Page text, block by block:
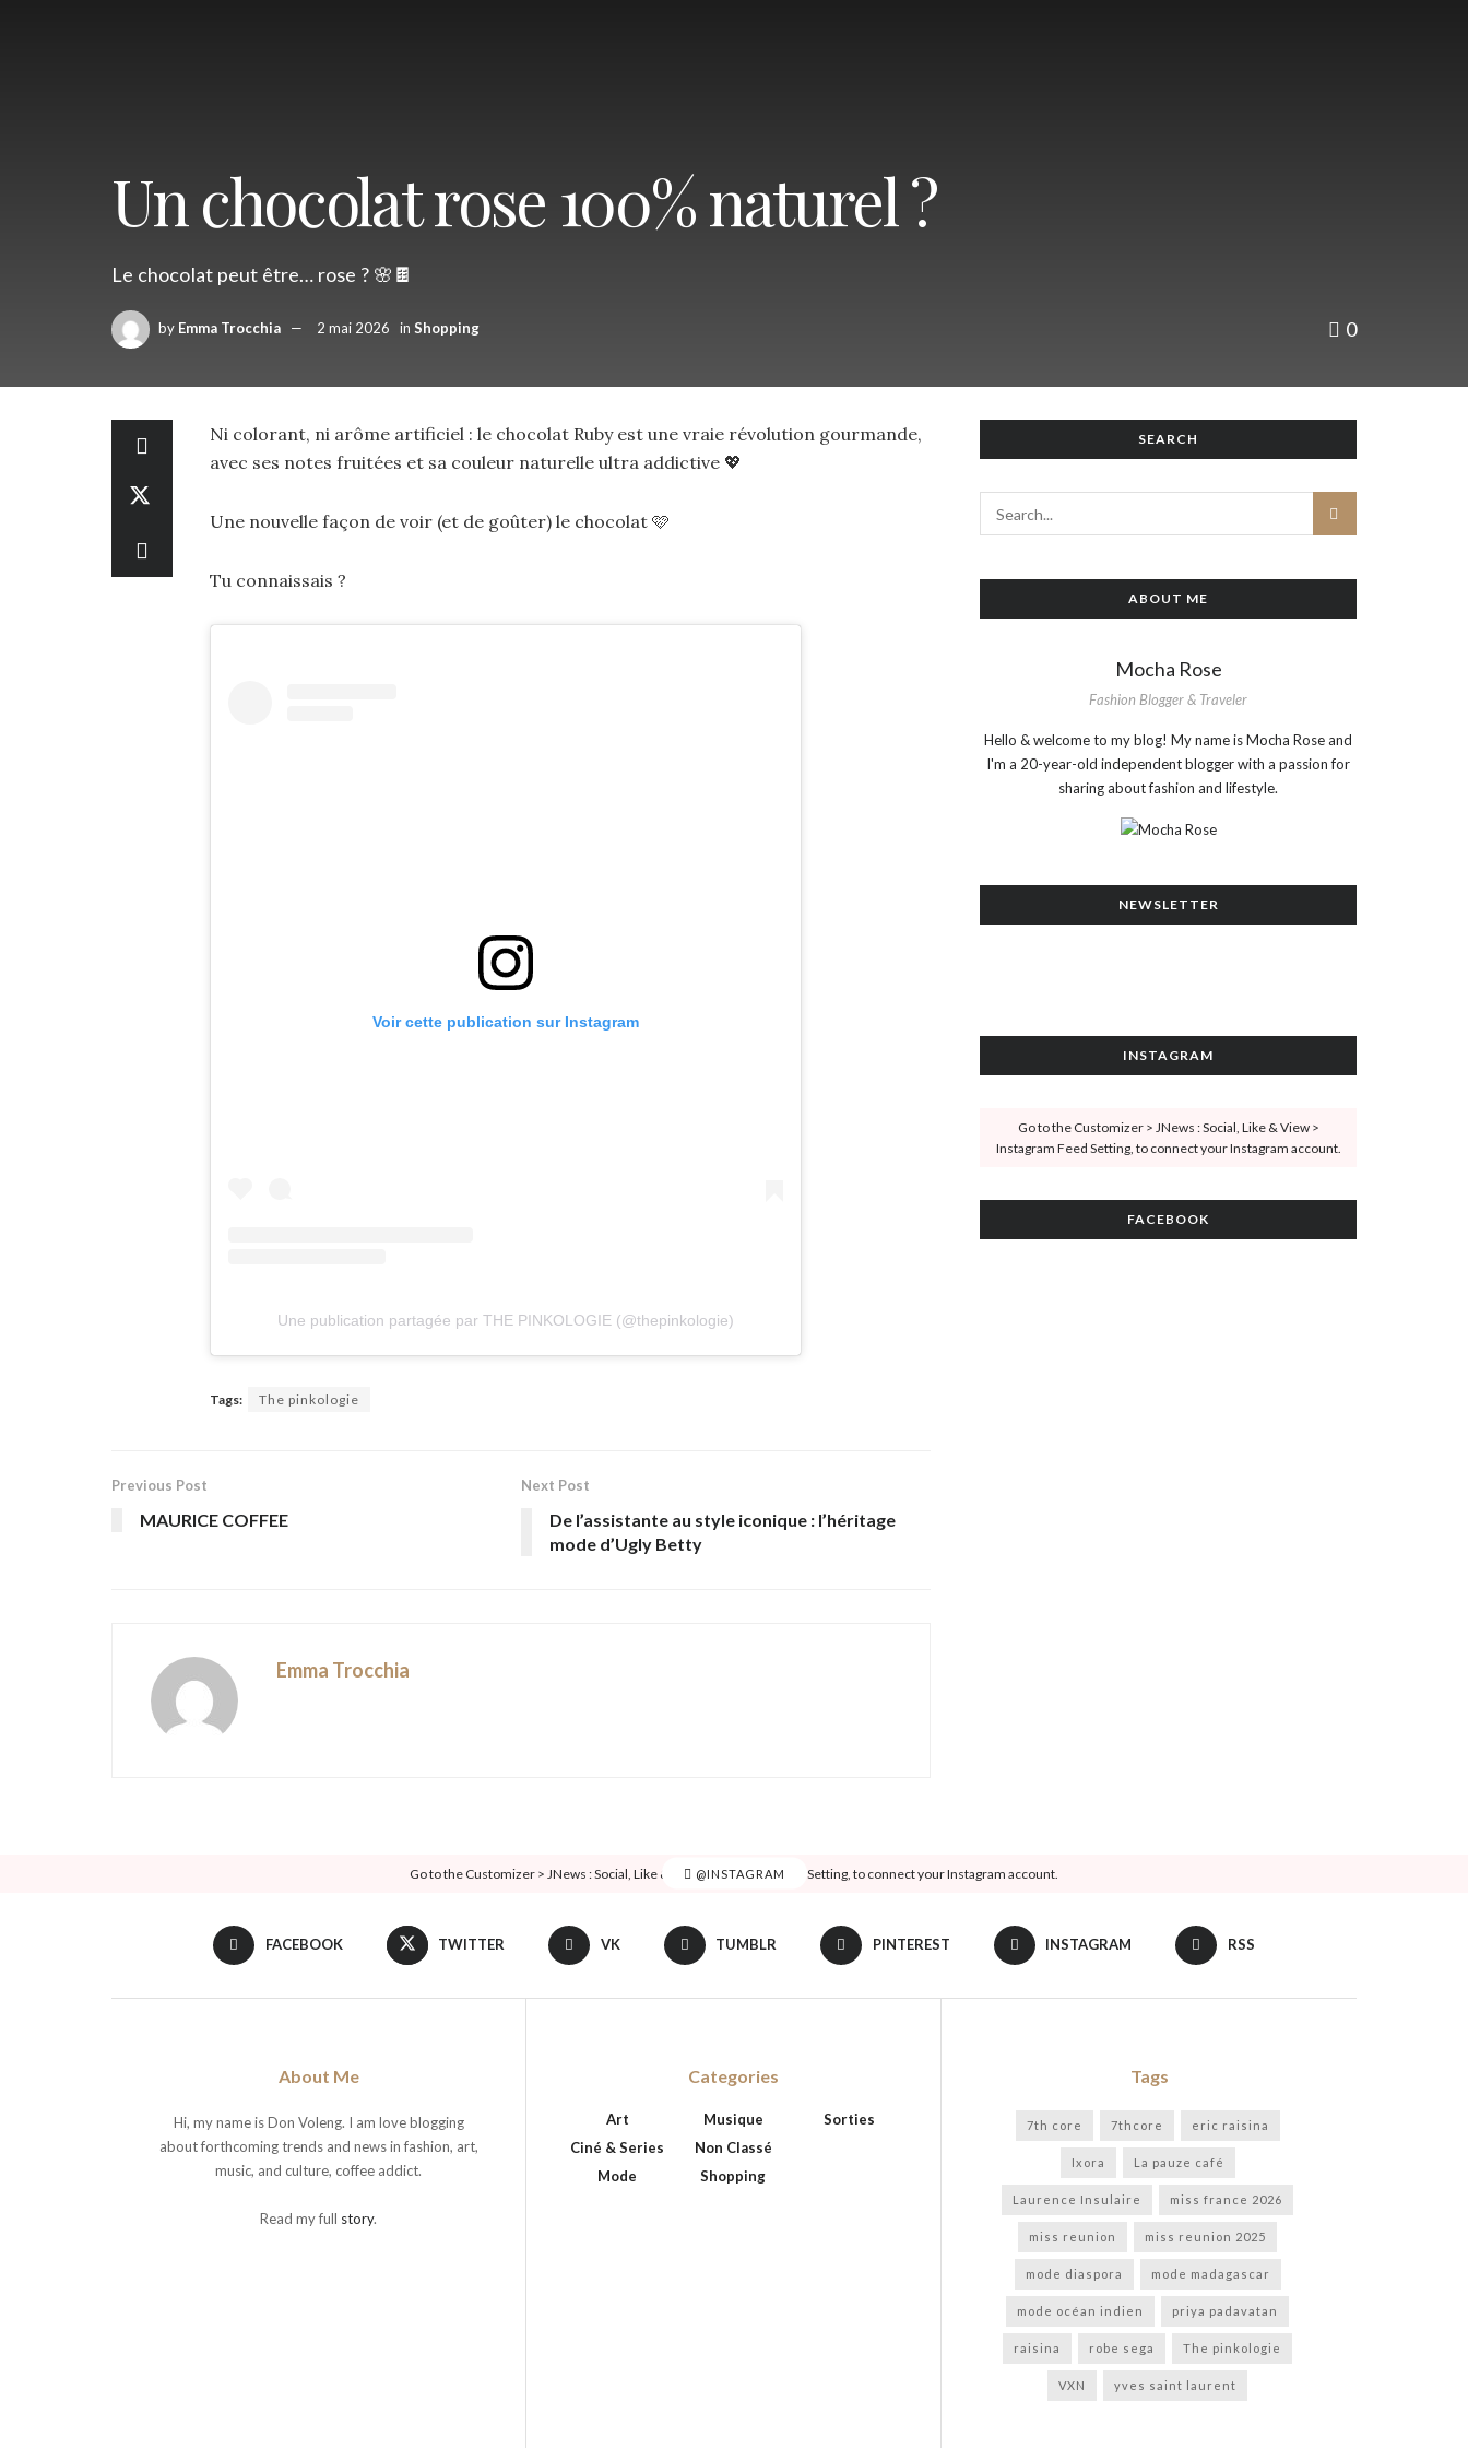
Un chocolat rose 100% naturel ?
Le chocolat peut être… rose ? 🌸🍫
by Emma Trocchia 2 mai 2026 in Shopping 0
Ni colorant, ni arôme artificiel : le chocolat Ruby est une vraie révolution gourmande,
avec ses notes fruitées et sa couleur naturelle ultra addictive 💖
Une nouvelle façon de voir (et de goûter) le chocolat 🩷
Tu connaissais ?
Voir cette publication sur Instagram
Une publication partagée par THE PINKOLOGIE (@thepinkologie)
Tags: The pinkologie
Previous Post
MAURICE COFFEE
Next Post
De l’assistante au style iconique : l’héritage
mode d’Ugly Betty
Emma Trocchia
SEARCH
ABOUT ME
Mocha Rose
Fashion Blogger & Traveler
Hello & welcome to my blog! My name is Mocha Rose and
I'm a 20-year-old independent blogger with a passion for
sharing about fashion and lifestyle.
NEWSLETTER
INSTAGRAM
Go to the Customizer > JNews : Social, Like & View >
Instagram Feed Setting, to connect your Instagram account.
FACEBOOK
@INSTAGRAM
Go to the Customizer > JNews : Social, Like & View > Instagram Feed Setting, to connect your Instagram account.
FACEBOOK TWITTER VK TUMBLR PINTEREST INSTAGRAM RSS
About Me
Hi, my name is Don Voleng. I am love blogging
about forthcoming trends and news in fashion, art,
music, and culture, coffee addict.
Read my full story.
Categories
Art
Ciné & Series
Mode
Musique
Non Classé
Shopping
Sorties
Tags
7th core 7thcore eric raisina
Ixora La pauze café
Laurence Insulaire miss france 2026
miss reunion miss reunion 2025
mode diaspora mode madagascar
mode océan indien priya padavatan
raisina robe sega The pinkologie
VXN yves saint laurent